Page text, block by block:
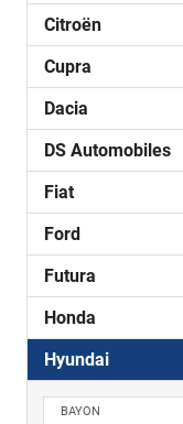
Citroën
Cupra
Dacia
DS Automobiles
Fiat
Ford
Futura
Honda
Hyundai
BAYON